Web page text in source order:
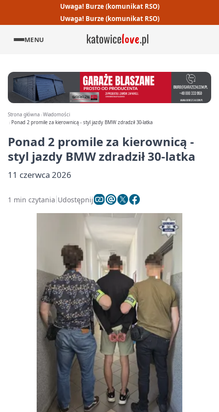
Uwaga! Burze (komunikat RSO)
Uwaga! Burze (komunikat RSO)
MENU
Strona główna Wiadomości
Ponad 2 promile za kierownicą - styl jazdy BMW zdradził 30-latka
Ponad 2 promile za kierownicą -
styl jazdy BMW zdradził 30-latka
11 czerwca 2026
1 min czytania Udostępnij